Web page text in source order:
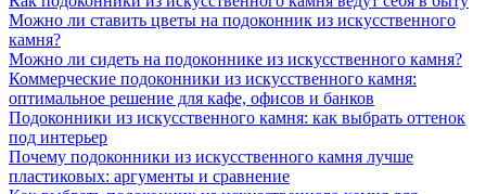
Можно ли ставить цветы на подоконник из искусственного
камня?
Можно ли сидеть на подоконнике из искусственного камня?
Коммерческие подоконники из искусственного камня:
оптимальное решение для кафе, офисов и банков
Подоконники из искусственного камня: как выбрать оттенок
под интерьер
Почему подоконники из искусственного камня лучше
пластиковых: аргументы и сравнение